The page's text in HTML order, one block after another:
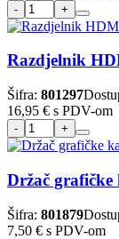
Razdjelnik
Šifra: 801297
16,95 € s PDV-om
Držač
Šifra: 801879
7,50 € s PDV-om